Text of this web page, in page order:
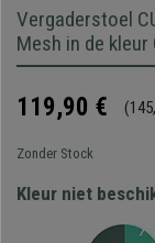
Vergaderstoel
Mesh in de kleur
119,90 €
Zonder Stock
Kleur niet